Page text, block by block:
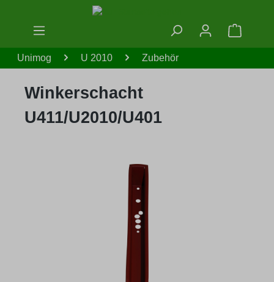
Zum Hauptinhalt springen
Unimog U 2010 Zubehör
Winkerschacht
U411/U2010/U401